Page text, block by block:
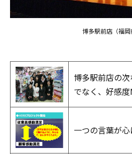
博多駅前店（福岡
博多駅前店の
でなく、好感度
一つの言葉が